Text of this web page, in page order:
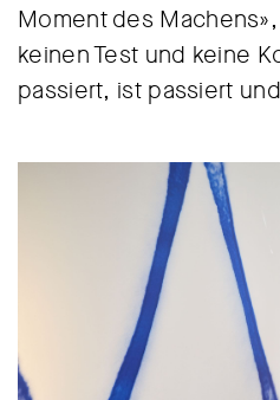
Moment des
keinen Test und keine
passiert, ist passiert